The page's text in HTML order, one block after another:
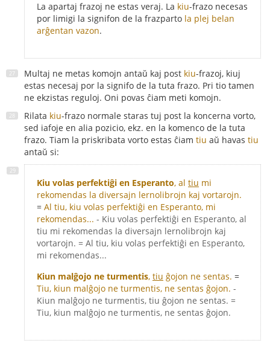
La apartaj frazoj ne estas veraj. La kiu-frazo necesas
por limigi la signifon de la frazparto la plej belan
arĝentan vazon.
Multaj ne metas komojn antaŭ kaj post kiu-frazoj, kiuj
estas necesaj por la signifo de la tuta frazo. Pri tio tamen
ne ekzistas reguloj. Oni povas ĉiam meti komojn.
Rilata kiu-frazo normale staras tuj post la koncerna vorto,
sed iafoje en alia pozicio, ekz. en la komenco de la tuta
frazo. Tiam la priskribata vorto estas ĉiam tiu aŭ havas tiu
antaŭ si:
Kiu volas perfektiĝi en Esperanto, al tiu mi
rekomendas la diversajn lernolibrojn kaj vortarojn.
= Al tiu, kiu volas perfektiĝi en Esperanto, mi
rekomendas... - Kiu volas perfektiĝi en Esperanto, al
tiu mi rekomendas la diversajn lernolibrojn kaj
vortarojn. = Al tiu, kiu volas perfektiĝi en Esperanto,
mi rekomendas...
Kiun malĝojo ne turmentis, tiu ĝojon ne sentas. =
Tiu, kiun malĝojo ne turmentis, ne sentas ĝojon. -
Kiun malĝojo ne turmentis, tiu ĝojon ne sentas. =
Tiu, kiun malĝojo ne turmentis, ne sentas ĝojon.